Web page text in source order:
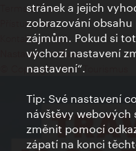
Terms of Use
Přístupnost
Kontakt pro tisk
Nastavení cookies
© Copyright Wien Tourismus
stránek a jejich
zobrazování
zájmům. Pokud si
výchozí nastavení
nastavení“.
Tip: Své nastavení
návštěvy webových
změnit pomocí
zápatí na konci